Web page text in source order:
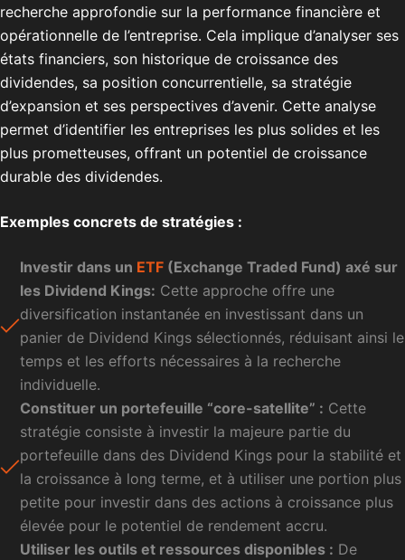
recherche approfondie sur la performance financière et
opérationnelle de l’entreprise. Cela implique d’analyser ses
états financiers, son historique de croissance des
dividendes, sa position concurrentielle, sa stratégie
d’expansion et ses perspectives d’avenir. Cette analyse
permet d’identifier les entreprises les plus solides et les
plus prometteuses, offrant un potentiel de croissance
durable des dividendes.
Exemples concrets de stratégies :
Investir dans un ETF (Exchange Traded Fund) axé sur
les Dividend Kings: Cette approche offre une
diversification instantanée en investissant dans un
panier de Dividend Kings sélectionnés, réduisant ainsi le
temps et les efforts nécessaires à la recherche
individuelle.
Constituer un portefeuille “core-satellite” : Cette
stratégie consiste à investir la majeure partie du
portefeuille dans des Dividend Kings pour la stabilité et
la croissance à long terme, et à utiliser une portion plus
petite pour investir dans des actions à croissance plus
élevée pour le potentiel de rendement accru.
Utiliser les outils et ressources disponibles : De